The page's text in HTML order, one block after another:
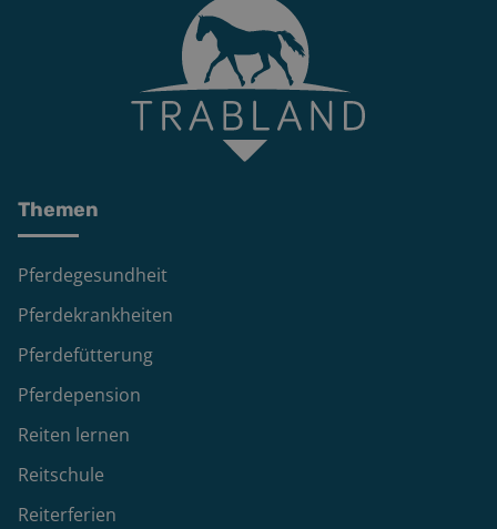
Themen
Pferdegesundheit
Pferdekrankheiten
Pferdefütterung
Pferdepension
Reiten lernen
Reitschule
Reiterferien